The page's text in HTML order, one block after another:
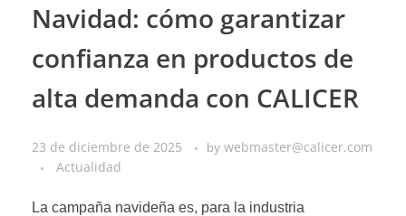
Navidad: cómo garantizar
confianza en productos de
alta demanda con CALICER
23 de diciembre de 2025 by webmaster@calicer.com
Actualidad
La campaña navideña es, para la industria